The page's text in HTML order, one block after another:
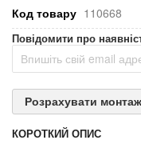
Код товару 110668
Повідомити про
Розрахувати монтаж
КОРОТКИЙ ОПИС